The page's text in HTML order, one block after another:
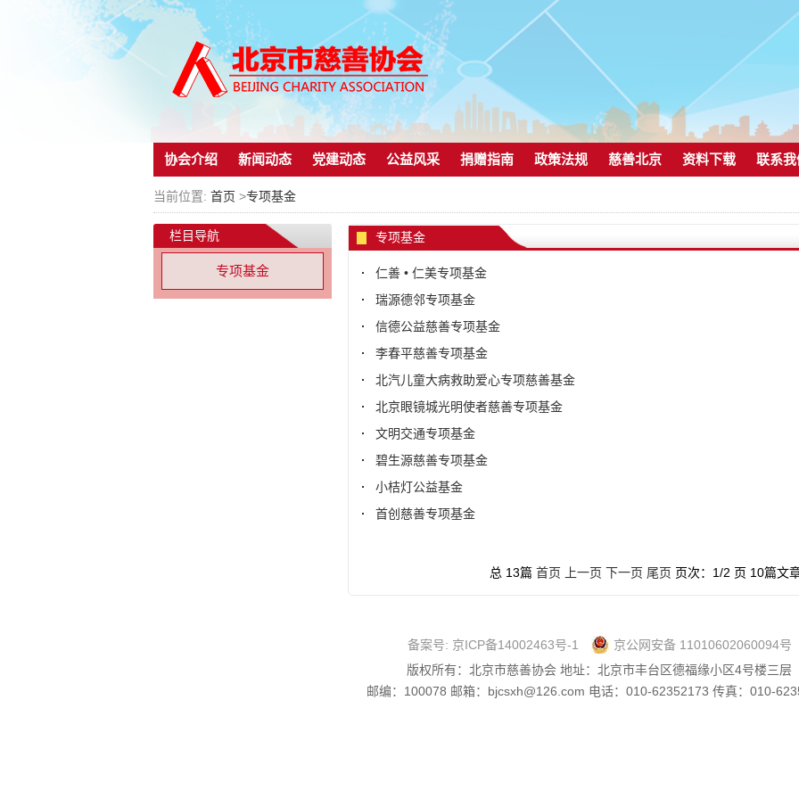
协会介绍 新闻动态 党建动态 公益风采 捐赠指南 政策法规 慈善北京 资料下载 联系我
当前位置: 首页 >专项基金
栏目导航
专项基金
专项基金
仁善 • 仁美专项基金
瑞源德邻专项基金
信德公益慈善专项基金
李春平慈善专项基金
北汽儿童大病救助爱心专项慈善基金
北京眼镜城光明使者慈善专项基金
文明交通专项基金
碧生源慈善专项基金
小桔灯公益基金
首创慈善专项基金
总 13篇 首页 上一页 下一页 尾页 页次：1/2 页 10篇文
备案号: 京ICP备14002463号-1
京公网安备 11010602060094号
版权所有： 北京市慈善协会 地址： 北京市丰台区德福缘小区4号楼三层
邮编： 100078 邮箱： bjcsxh@126.com 电话： 010-62352173 传真： 010-